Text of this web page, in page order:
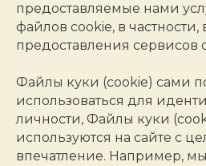
предоставляемые нами
файлов cookie, в
предоставления сервисов
Файлы куки (cookie) сами
использоваться для
личности, Файлы куки
используются на сайте с
впечатление. Например,